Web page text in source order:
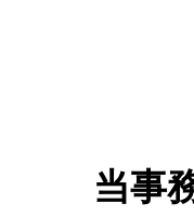
当事